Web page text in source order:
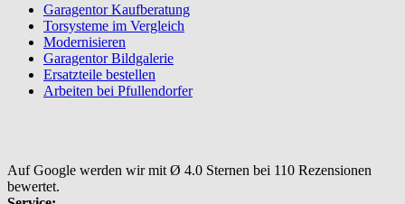
Garagentor Kaufberatung
Torsysteme im Vergleich
Modernisieren
Garagentor Bildgalerie
Ersatzteile bestellen
Arbeiten bei Pfullendorfer
Auf Google werden wir mit Ø 4.0 Sternen bei 110 Rezensionen
bewertet.